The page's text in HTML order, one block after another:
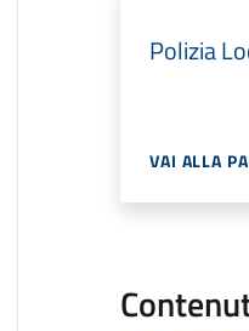
Polizia
VAI ALLA